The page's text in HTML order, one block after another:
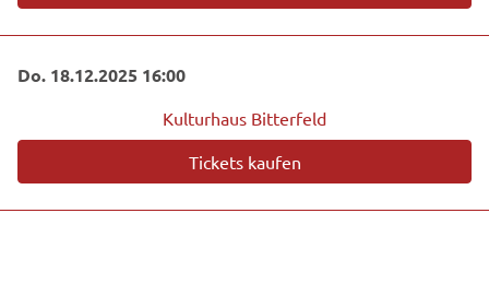
Do. 18.12.2025 16:00
Kulturhaus Bitterfeld
Tickets kaufen